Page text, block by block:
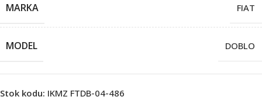
MARKA FIAT
MODEL DOBLO
Stok kodu: IKMZ FTDB-04-486